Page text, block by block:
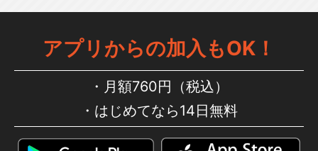
アプリからの加入もOK！
月額760円（税込）
はじめてなら14日無料